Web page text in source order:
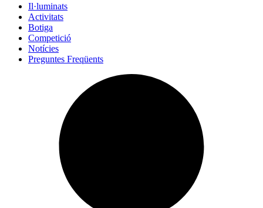
Il·luminats
Activitats
Botiga
Competició
Notícies
Preguntes Freqüents